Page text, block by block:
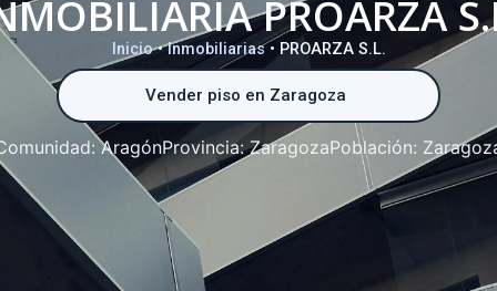
PROARZA
Inicio•Inmobiliarias• PROARZA S.L.
Vender piso en Zaragoza
AragónProvincia:ZaragozaPoblación: